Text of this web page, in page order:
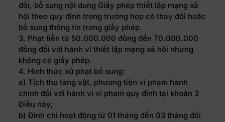
đổi, bổ sung nội dung Giấy phép thiết lập mạng xã
hội theo quy định trong trường hợp có thay đổi hoặc
bổ sung thông tin trong giấy phép.
3. Phạt tiền từ 50.000.000 đồng đến 70.000.000
đồng đối với hành vi thiết lập mạng xã hội nhưng
không có giấy phép.
4. Hình thức xử phạt bổ sung:
a) Tịch thu tang vật, phương tiện vi phạm hành
chính đối với hành vi vi phạm quy định tại khoản 3
Điều này;
b) Đình chỉ hoạt động từ 01 tháng đến 03 tháng đối